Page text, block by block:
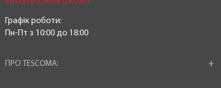
Графік роботи:
Пн-Пт з 10:00 до 18:00
ПРО TESCOMA: